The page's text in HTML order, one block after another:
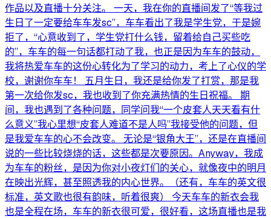
作品以及直播十分关注。 一天，我在你的直播间发了“等我过
生日了一定要给车车发sc”，车车看出了我是学生党，于是婉
拒了，“心意收到了，学生党打什么钱，留着给自己买些吃
的”，车车的每一句话都打动了我，也正是因为车车的鼓动，
我将热爱车车的这份心转化为了学习的动力，考上了心仪的学
校，谢谢你车车！ 五月生日，我还是给你发了打赏，那是我
第一次给你发sc，我也收到了你充满热情的生日祝福。 期
间，我也遇到了各种问题，同学问我“一个皮套人天天看有什
么意义”我心里想“皮套人难道不是人吗”我接受他的问题，但
是我爱车车的心不会改变。 无论是“银角大王”，还是在直播间
说的一些比较烧烧的话，这些都是次要原因。Anyway，我成
为车车的粉丝，是因为你对小夜灯们的关心，就像夜中的明月
在映出光辉，甚至照透我的内心世界。（还有，车车的英文很
标准，英文歌也很有韵味，听着很爽） 今天车车的新衣会我
也是全程在场，车车的新衣很可爱，很好看，这场直播也是我